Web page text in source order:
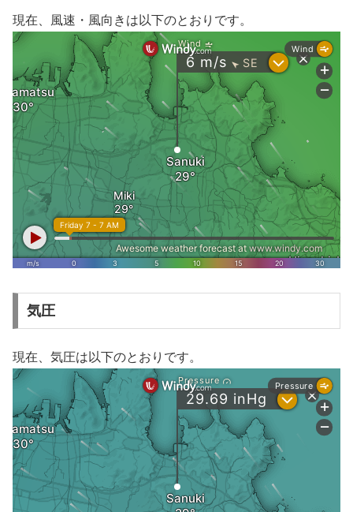
現在、風速・風向きは以下のとおりです。
気圧
現在、気圧は以下のとおりです。